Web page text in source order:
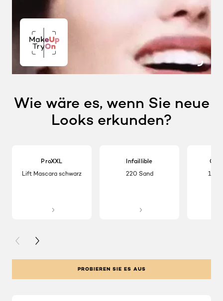
Wie wäre es, wenn Sie neue
Looks erkunden?
PROBIEREN SIE ES AUS
ProXXL
Lift Mascara schwarz
Infaillible
220 Sand
173
PREVIOUS CARD
NEXT CARD